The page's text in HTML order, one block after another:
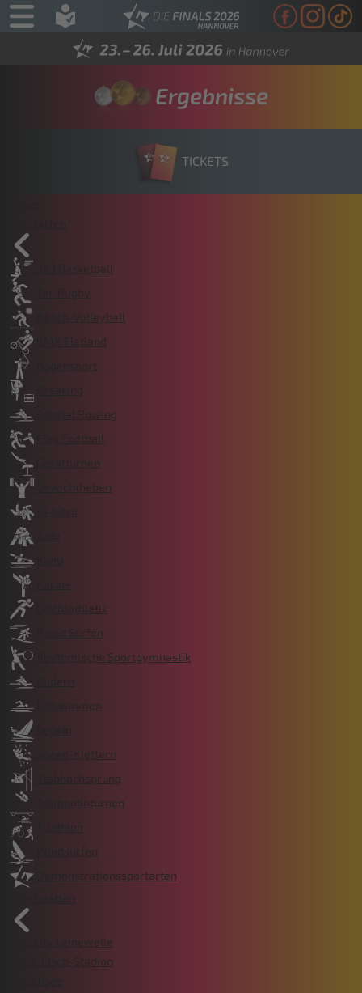
Ergebnisse
TICKETS
3x3 Basketball
7er-Rugby
Beach-Volleyball
BMX Flatland
Bogensport
Breaking
Coastal Rowing
Flag Football
Gerätturnen
Gewichtheben
Ju-Jutsu
Leichtathletik
Rapid Surfen
Rhythmische Sportgymnastik
Rudern
Schwimmen
Segeln
Speed-Klettern
Stabhochsprung
Trampolinturnen
Triathlon
Windsurfen
Demonstrationssportarten
Sportstätten
enercity Leinewelle
Erika-Fisch-Stadion